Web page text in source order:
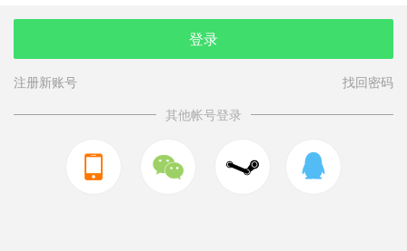
安全提问(未设置请忽略)
登录
注册新账号
找回密码
其他帐号登录
  